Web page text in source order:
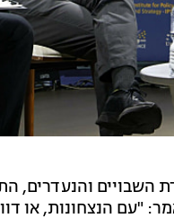
השבויים והנעדרים,
"עם הנצחונות, או